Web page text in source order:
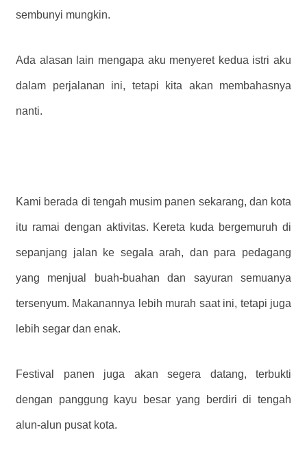
sembunyi mungkin.
Ada alasan lain mengapa aku menyeret kedua istri aku
dalam perjalanan ini, tetapi kita akan membahasnya
nanti.
Kami berada di tengah musim panen sekarang, dan kota
itu ramai dengan aktivitas. Kereta kuda bergemuruh di
sepanjang jalan ke segala arah, dan para pedagang
yang menjual buah-buahan dan sayuran semuanya
tersenyum. Makanannya lebih murah saat ini, tetapi juga
lebih segar dan enak.
Festival panen juga akan segera datang, terbukti
dengan panggung kayu besar yang berdiri di tengah
alun-alun pusat kota.